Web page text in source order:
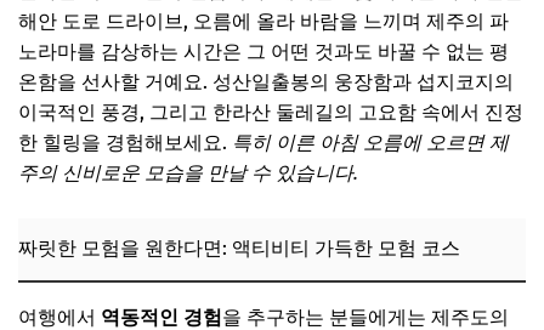
해안 도로 드라이브, 오름에 올라 바람을 느끼며 제주의 파
노라마를 감상하는 시간은 그 어떤 것과도 바꿀 수 없는 평
온함을 선사할 거예요. 성산일출봉의 웅장함과 섭지코지의
이국적인 풍경, 그리고 한라산 둘레길의 고요함 속에서 진정
한 힐링을 경험해보세요. 특히 이른 아침 오름에 오르면 제
주의 신비로운 모습을 만날 수 있습니다.
짜릿한 모험을 원한다면: 액티비티 가득한 모험 코스
여행에서 역동적인 경험을 추구하는 분들에게는 제주도의